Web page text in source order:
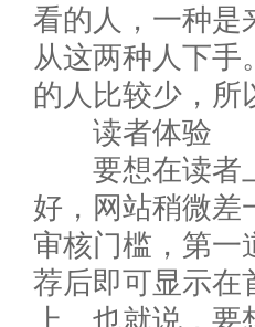
看的人，一种是
从这两种人下手
的人比较少，所
读者体验
要想在读者上
好，网站稍微差
审核门槛，第一
荐后即可显示在
上。也就说，要